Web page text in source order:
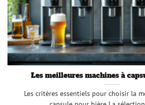
Les meilleures machines à
Les critères essentiels pour choisir la